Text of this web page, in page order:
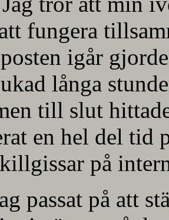
fungera
igår
långa
till slut
en hel del tid
på
passat på att